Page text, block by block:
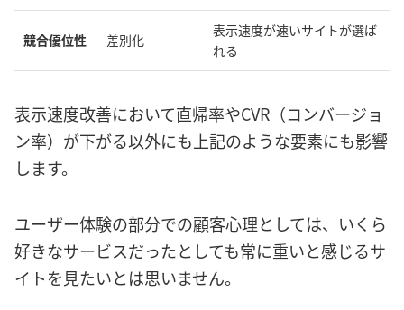
競合優位性 差別化
表示速度が速いサイトが選ば
れる
表示速度改善において直帰率やCVR（コンバージョ
ン率）が下がる以外にも上記のような要素にも影響
します。
ユーザー体験の部分での顧客心理としては、いくら
好きなサービスだったとしても常に重いと感じるサ
イトを見たいとは思いません。